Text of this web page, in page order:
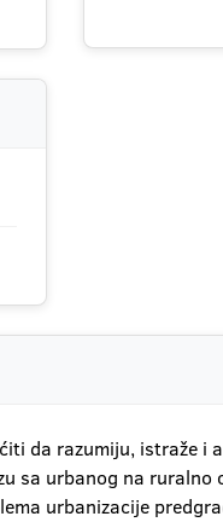
da razumiju, istraže
sa urbanog na
urbanizacije